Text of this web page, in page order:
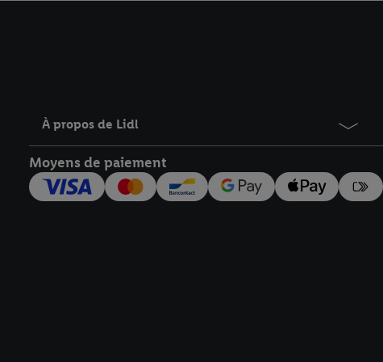
À propos de Lidl
Moyens de paiement